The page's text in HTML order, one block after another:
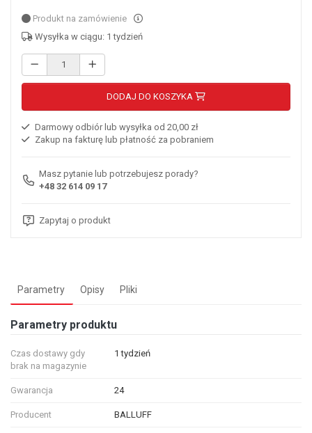
Produkt na zamówienie
Wysyłka w ciągu: 1 tydzień
DODAJ DO KOSZYKA
Darmowy odbiór lub wysyłka od 20,00 zł
Zakup na fakturę lub płatność za pobraniem
Masz pytanie lub potrzebujesz porady?
+48 32 614 09 17
Zapytaj o produkt
Parametry Opisy Pliki
Parametry produktu
Czas dostawy gdy
brak na magazynie
1 tydzień
Gwarancja 24
Producent BALLUFF